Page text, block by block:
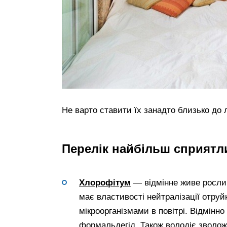
Не варто ставити їх занадто близько до
Перелік найбільш
Хлорофітум — відмінне живе
має властивості нейтралізації
мікроорганізмами в повітрі.
формальдегід. Також володіє